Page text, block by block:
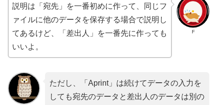
F
説明は「宛先」を一番初めに作って、同じフ
ァイルに他のデータを保存する場合で説明し
てあるけど、「差出人」を一番先に作っても
いいよ。
ただし、「Aprint」は続けてデータの入力を
しても宛先のデータと差出人のデータは別の